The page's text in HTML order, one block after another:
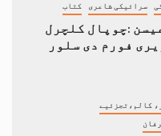
سرائیکی شاعری کتاب
:چوپال کلچرل
فورم دی سلور
کالم،تجزئیے